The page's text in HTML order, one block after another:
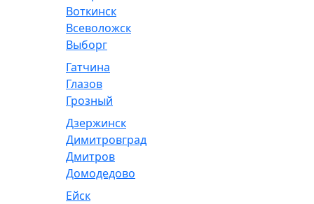
Воткинск
Всеволожск
Выборг
Гатчина
Глазов
Грозный
Дзержинск
Димитровград
Дмитров
Домодедово
Ейск